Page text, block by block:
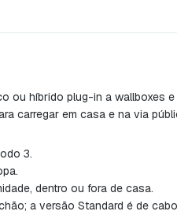
ou híbrido plug-in a
carregar em casa e na via
3.
dentro ou fora de casa.
a versão Standard é de